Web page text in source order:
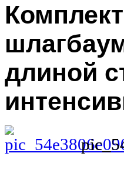
длиной